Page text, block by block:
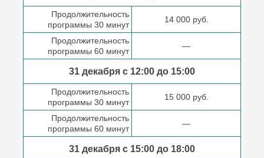
Продолжительность
программы 30 минут
14 000 руб.
Продолжительность
программы 60 минут
—
31 декабря с 12:00 до 15:00
Продолжительность
программы 30 минут
15 000 руб.
Продолжительность
программы 60 минут
—
31 декабря с 15:00 до 18:00